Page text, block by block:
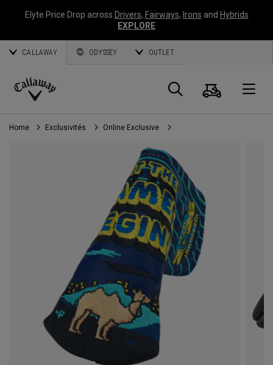
Elyte Price Drop across Drivers, Fairways, Irons and Hybrids
EXPLORE
CALLAWAY ODYSSEY OUTLET
Callaway
Golf
Panier
Home Exclusivités Online Exclusive